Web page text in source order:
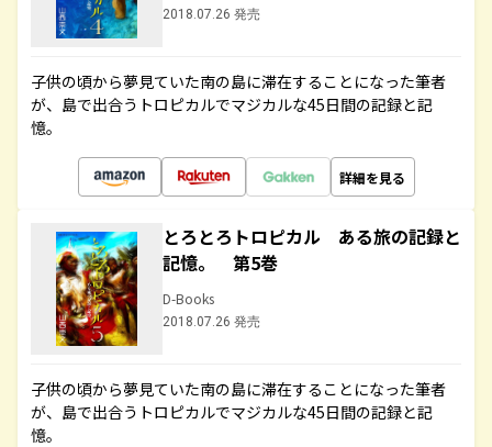
2018.07.26 発売
子供の頃から夢見ていた南の島に滞在することになった筆者
が、島で出合うトロピカルでマジカルな45日間の記録と記
憶。
詳細を見る
とろとろトロピカル ある旅の記録と
記憶。 第5巻
D-Books
2018.07.26 発売
子供の頃から夢見ていた南の島に滞在することになった筆者
が、島で出合うトロピカルでマジカルな45日間の記録と記
憶。